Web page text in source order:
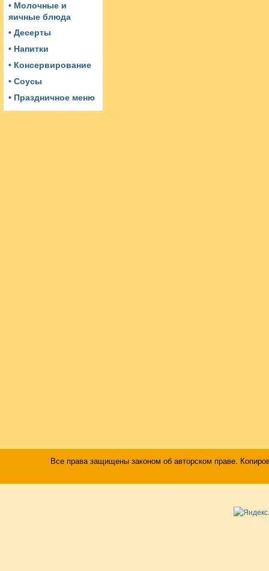
• Молочные и
яичные блюда
• Десерты
• Напитки
• Консервирование
• Соусы
• Праздничное меню
Все права защищены законом об авторском праве.